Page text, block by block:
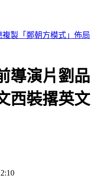
練舞台裝辣翻 熱情邀舞
導演片劉品
西裝撂英文